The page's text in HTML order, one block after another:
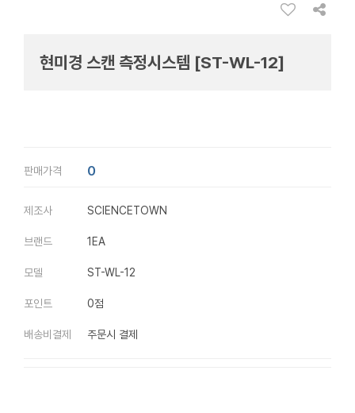
현미경 스캔 측정시스템 [ST-WL-12]
판매가격 0
제조사 SCIENCETOWN
브랜드 1EA
모델 ST-WL-12
포인트 0점
배송비결제 주문시 결제